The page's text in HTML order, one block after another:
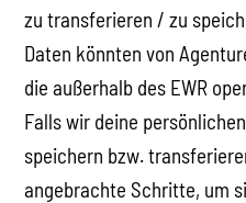
zu transferieren / zu
Daten könnten von
die außerhalb des EWR
Falls wir deine
speichern bzw.
angebrachte Schritte, um